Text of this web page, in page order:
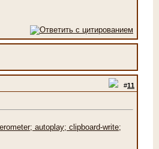
#11
autoplay; clipboard-write;